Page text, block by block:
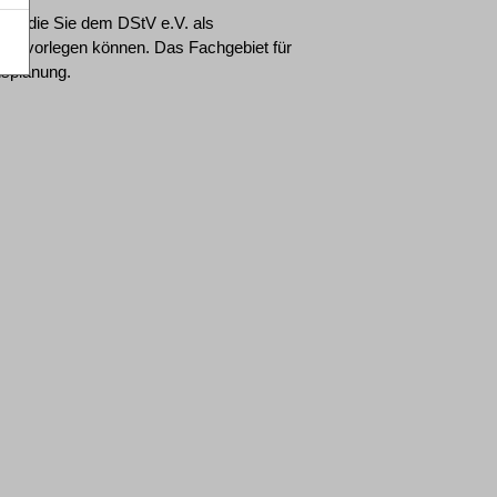
die Sie dem DStV e.V. als
vorlegen können. Das Fachgebiet für